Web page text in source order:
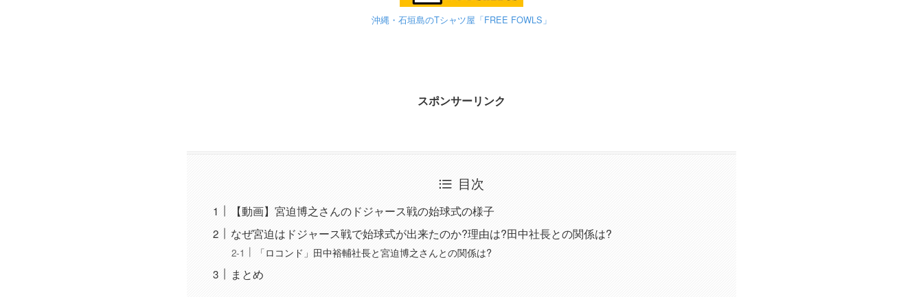
沖縄・石垣島のTシャツ屋「FREE FOWLS」
スポンサーリンク
目次
【動画】宮迫博之さんのドジャース戦の始球式の様子
なぜ宮迫はドジャース戦で始球式が出来たのか?理由は?田中社長との関係は?
「ロコンド」田中裕輔社長と宮迫博之さんとの関係は?
まとめ